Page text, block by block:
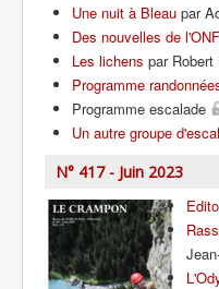
Une nuit à Bleau par
Des nouvelles de l'ONF
Les lichens par Robert
Programme
Programme escalade
Un autre groupe
N° 417 - Juin 2023
Edito